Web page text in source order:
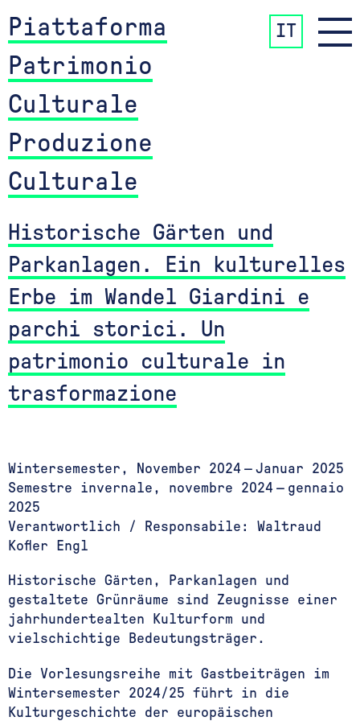
Piattaforma
Patrimonio
Culturale
Produzione
Culturale
IT
Historische Gärten und
Parkanlagen. Ein kulturelles
Erbe im Wandel Giardini e
parchi storici. Un
patrimonio culturale in
trasformazione
Wintersemester, November 2024 — Januar 2025
Semestre invernale, novembre 2024 — gennaio
2025
Verantwortlich / Responsabile: Waltraud
Kofler Engl
Historische Gärten, Parkanlagen und
gestaltete Grünräume sind Zeugnisse einer
jahrhundertealten Kulturform und
vielschichtige Bedeutungsträger.
Die Vorlesungsreihe mit Gastbeiträgen im
Wintersemester 2024/25 führt in die
Kulturgeschichte der europäischen